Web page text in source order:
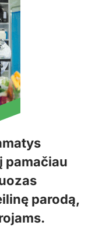
pamačiau
parodą,